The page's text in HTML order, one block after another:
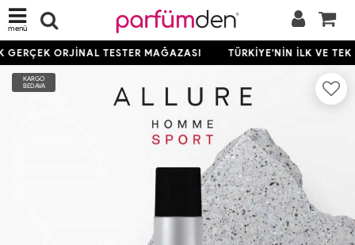
menü
ORJİNAL TESTER MAĞAZASI TÜRKİYE'NİN İLK VE
KARGO
BEDAVA